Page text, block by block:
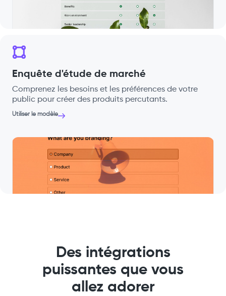
Enquête d'étude de marché
Comprenez les besoins et les préférences de votre
public pour créer des produits percutants.
Utiliser le modèle
Des intégrations
puissantes que vous
allez adorer